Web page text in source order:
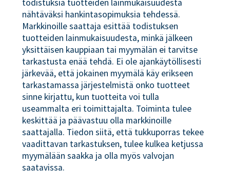
todistuksia tuotteiden lainmukaisuudesta
nähtäväksi hankintasopimuksia tehdessä.
Markkinoille saattaja esittää todistuksen
tuotteiden lainmukaisuudesta, minkä jälkeen
yksittäisen kauppiaan tai myymälän ei tarvitse
tarkastusta enää tehdä. Ei ole ajankäytöllisesti
järkevää, että jokainen myymälä käy erikseen
tarkastamassa järjestelmistä onko tuotteet
sinne kirjattu, kun tuotteita voi tulla
useammalta eri toimittajalta. Toiminta tulee
keskittää ja päävastuu olla markkinoille
saattajalla. Tiedon siitä, että tukkuporras tekee
vaadittavan tarkastuksen, tulee kulkea ketjussa
myymälään saakka ja olla myös valvojan
saatavissa.